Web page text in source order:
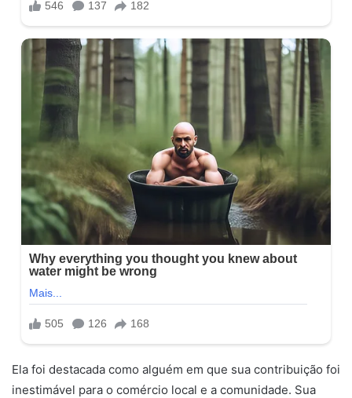
Ela foi destacada como alguém em que sua contribuição foi
inestimável para o comércio local e a comunidade. Sua